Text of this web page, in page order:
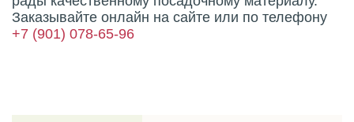
Заказывайте онлайн на сайте или по телефону
+7 (901) 078-65-96